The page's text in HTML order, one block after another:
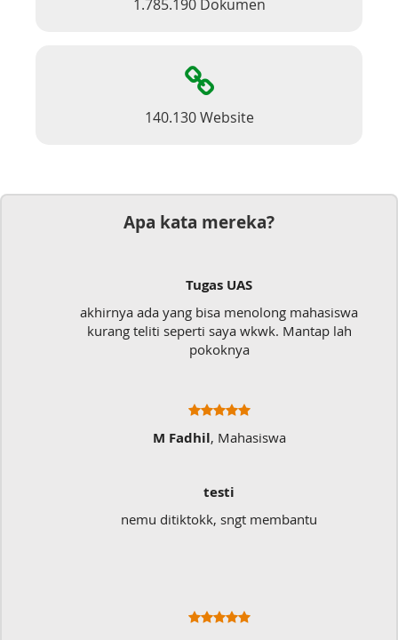
1.785.190 Dokumen
140.130 Website
Apa kata mereka?
Tugas UAS
akhirnya ada yang bisa menolong mahasiswa
kurang teliti seperti saya wkwk. Mantap lah
pokoknya
M Fadhil, Mahasiswa
testi
nemu ditiktokk, sngt membantu